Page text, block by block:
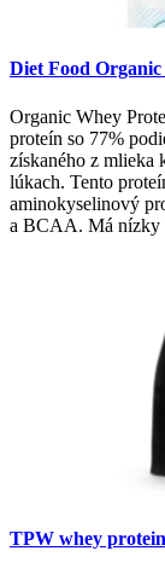
Diet Food
Organic Whey
proteín so 77%
získaného z mlieka
lúkach. Tento
aminokyselinový
a BCAA. Má nízky
TPW whey